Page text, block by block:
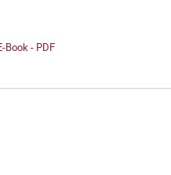
Book - PDF